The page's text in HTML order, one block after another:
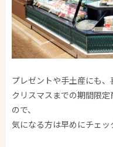
プレゼントや手土産にも、
クリスマスまでの期間限
ので、
気になる方は早めにチェ